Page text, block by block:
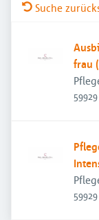
Suche
frau